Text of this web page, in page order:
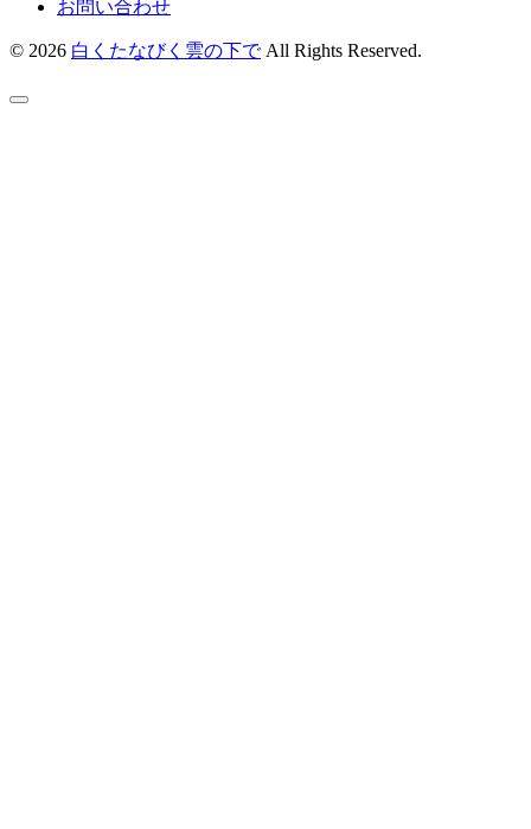
お問い合わせ
© 2026 白くたなびく雲の下でAll Rights Reserved.